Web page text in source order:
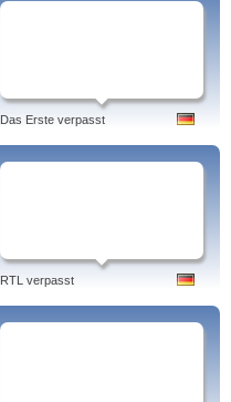
Das Erste verpasst
RTL verpasst